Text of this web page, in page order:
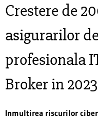
Crestere de
asigurarilor
profesionala
Broker in 2023
Inmultirea riscurilor